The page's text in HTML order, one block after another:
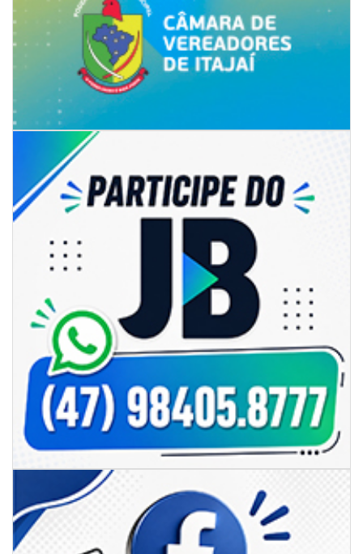
06/08/2026 | 07:00
Inscrições para a exploração da gastronomia do 14º Acampamento
Farroupilha estão abertas
CAMBORIÚ
06/08/2026 | 07:00
Camboriú: exposição de arte transforma o Paço Municipal em um espaço
de cultura